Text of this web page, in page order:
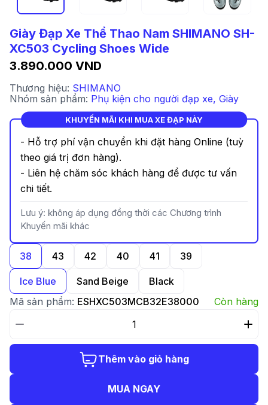
Giày Đạp Xe Thể Thao Nam SHIMANO SH-
XC503 Cycling Shoes Wide
3.890.000 VND
Thương hiệu: SHIMANO
Nhóm sản phẩm: Phụ kiện cho người đạp xe, Giày
KHUYẾN MÃI KHI MUA XE ĐẠP NÀY
- Hỗ trợ phí vận chuyển khi đặt hàng Online (tuỳ
theo giá trị đơn hàng).
- Liên hệ chăm sóc khách hàng để được tư vấn
chi tiết.
Lưu ý: không áp dụng đồng thời các Chương trình
Khuyến mãi khác
38 43 42 40 41 39
Ice Blue Sand Beige
Black
Mã sản phẩm: ESHXC503MCB32E38000 Còn hàng
Thêm vào giỏ hàng
MUA NGAY